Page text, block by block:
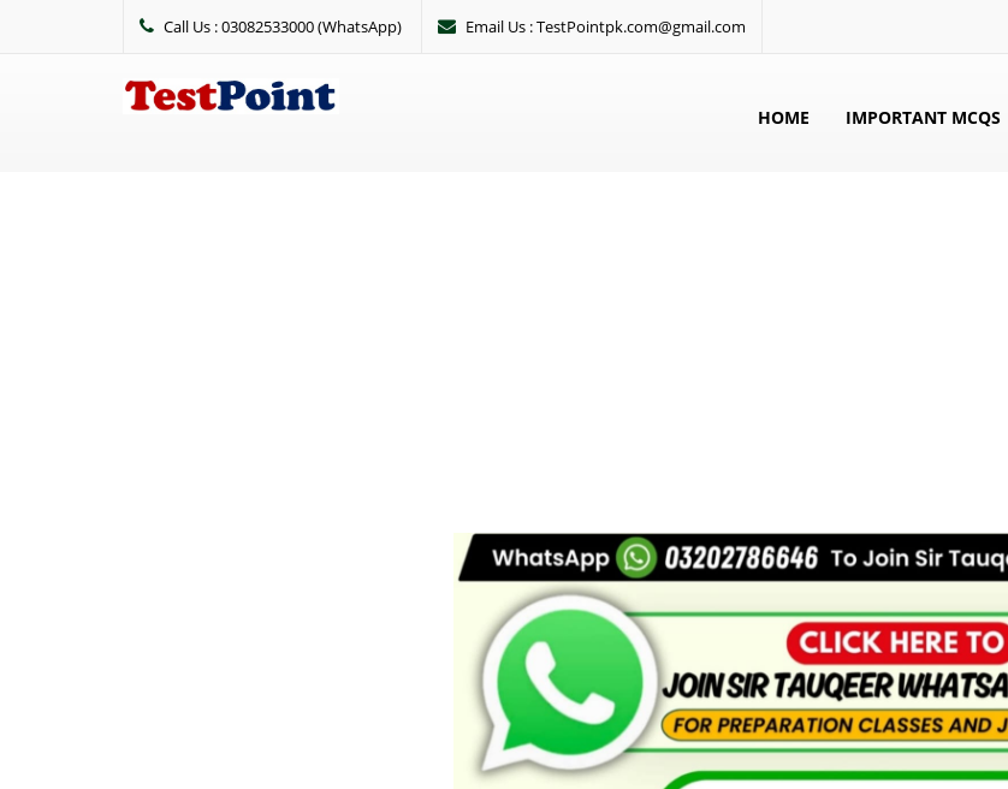
Call Us : 03082533000 (WhatsApp) Email Us : TestPointpk.com@gmail.com
HOME IMPORTANT MCQS